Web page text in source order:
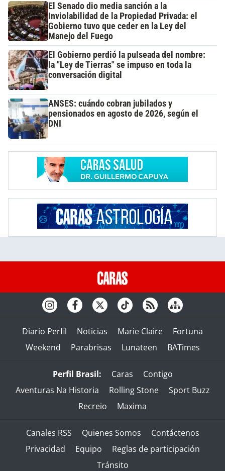
El Senado dio media sanción a la
Inviolabilidad de la Propiedad Privada: el
Gobierno tuvo que ceder en la Ley del
Manejo del Fuego
El Gobierno perdió la pulseada del nombre:
la "Ley de Tierras" se impuso en toda la
conversación digital
ANSES: cuándo cobran jubilados y
pensionados en agosto de 2026, según el
DNI
Diario Perfil Noticias Marie Claire
Fortuna
Weekend
Parabrisas Lunateen BATimes
Perfil Brasil: Caras
Contigo
Aventuras Na Historia
Rolling Stone
Sport Buzz
Recreio
Maxima
Canales RSS Quienes Somos
Contáctenos
Privacidad
Equipo
Reglas de participación
Tránsito